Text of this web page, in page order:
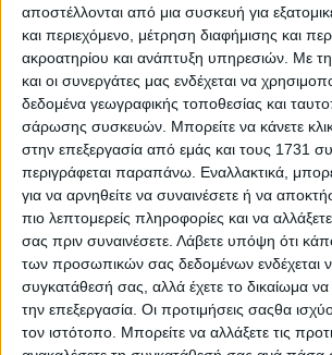
αποστέλλονται από μια συσκευή για
και περιεχόμενο, μέτρηση διαφήμισης και
ακροατηρίου και ανάπτυξη υπηρεσιών. Με
και οι συνεργάτες μας ενδέχεται να
δεδομένα γεωγραφικής τοποθεσίας και
σάρωσης συσκευών. Μπορείτε να κάνετε κλικ
στην επεξεργασία από εμάς και τους 1731
περιγράφεται παραπάνω. Εναλλακτικά,
για να αρνηθείτε να συναινέσετε ή να
πιο λεπτομερείς πληροφορίες και να
σας πριν συναινέσετε. Λάβετε υπόψη ότι
των προσωπικών σας δεδομένων ενδέχεται
συγκατάθεσή σας, αλλά έχετε το δικαίωμα να
την επεξεργασία. Οι προτιμήσεις σαςθα
τον ιστότοπο. Μπορείτε να αλλάξετε τις
Το πρόγραμμα εφαρμόζεται ήδη
από τη Μόσχα, όπως ανακοίνωσε το
Γεωργίας και Τροφίμων, δίνοντας
δημοσιότητα και μια φωτογραφία. Με τα
αγελάδες βλέπουν «ένα μοναδικό
προσομοίωσης ενός ανθισμένου αγρού».
παράδεισος για αγελάδες δηλαδή.
Τα γυαλιά κατασκευάστηκαν με ειδικό
προκειμένου να ταιριάζουν στα
υπουργείο Γεωργίας και Τροφίμων της
επικαλείται έρευνα, σύμφωνα με την
μεταξύ της συναισθηματικής
και της γαλακτοπαραγωγικής της
θα αξιολογήσουν τα αποτελέσματα του
αν είναι θετικά θα επεκτείνουν το